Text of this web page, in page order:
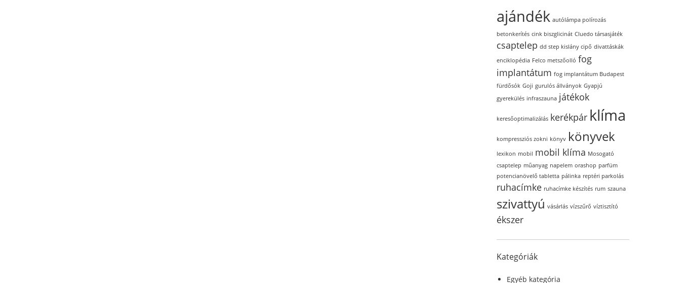
ajándék autólámpa polírozás
betonkerítés cink biszglicinát Cluedo társasjáték
csaptelep dd step kislány cipő divattáskák
enciklopédia Felco metszőolló fog
implantátum fog implantátum Budapest
fürdősók Goji gurulós állványok Gyapjú
gyerekülés infraszauna játékok
keresőoptimalizálás kerékpár klíma
kompressziós zokni könyv könyvek
lexikon mobil mobil klíma Mosogató
csaptelep műanyag napelem orashop parfüm
potencianövelő tabletta pálinka reptéri parkolás
ruhacímke ruhacímke készítés rum szauna
szivattyú vásárlás vízszűrő víztisztító
ékszer
Kategóriák
Egyéb kategória